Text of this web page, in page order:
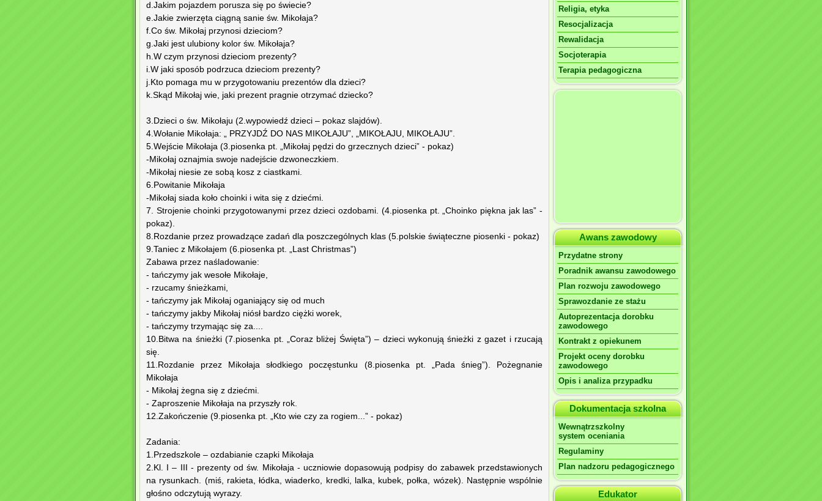
d.Jakim pojazdem porusza się po świecie?
e.Jakie zwierzęta ciągną sanie św. Mikołaja?
f.Co św. Mikołaj przynosi dzieciom?
g.Jaki jest ulubiony kolor św. Mikołaja?
h.W czym przynosi dzieciom prezenty?
i.W jaki sposób podrzuca dzieciom prezenty?
j.Kto pomaga mu w przygotowaniu prezentów dla dzieci?
k.Skąd Mikołaj wie, jaki prezent pragnie otrzymać dziecko?
3.Dzieci o św. Mikołaju (2.wypowiedź dzieci – pokaz slajdów).
4.Wołanie Mikołaja: „ PRZYJDŹ DO NAS MIKOŁAJU”, „MIKOŁAJU, MIKOŁAJU”.
5.Wejście Mikołaja (3.piosenka pt. „Mikołaj pędzi do grzecznych dzieci” - pokaz)
-Mikołaj oznajmia swoje nadejście dzwoneczkiem.
-Mikołaj niesie ze sobą kosz z ciastkami.
6.Powitanie Mikołaja
-Mikołaj siada koło choinki i wita się z dziećmi.
7. Strojenie choinki przygotowanymi przez dzieci ozdobami. (4.piosenka pt. „Choinko piękna jak las” -
pokaz).
8.Rozdanie przez prowadzące zadań dla poszczególnych klas (5.polskie świąteczne piosenki - pokaz)
9.Taniec z Mikołajem (6.piosenka pt. „Last Christmas”)
Zabawa przez naśladowanie:
- tańczymy jak wesołe Mikołaje,
- rzucamy śnieżkami,
- tańczymy jak Mikołaj oganiający się od much
- tańczymy jakby Mikołaj niósł bardzo ciężki worek,
- tańczymy trzymając się za....
10.Bitwa na śnieżki (7.piosenka pt. „Coraz bliżej Święta”) – dzieci wykonują śnieżki z gazet i rzucają
się.
11.Rozdanie przez Mikołaja słodkiego poczęstunku (8.piosenka pt. „Pada śnieg”). Pożegnanie
Mikołaja
- Mikołaj żegna się z dziećmi.
- Zaproszenie Mikołaja na przyszły rok.
12.Zakończenie (9.piosenka pt. „Kto wie czy za rogiem...” - pokaz)
Zadania:
1.Przedszkole – ozdabianie czapki Mikołaja
2.Kl. I – III - prezenty od św. Mikołaja - uczniowie dopasowują podpisy do zabawek przedstawionych
na rysunkach. (miś, rakieta, łódka, wiaderko, kredki, lalka, kubek, połka, wózek). Następnie wspólnie
głośno odczytują wyrazy.
Religia, etyka
Resocjalizacja
Rewalidacja
Socjoterapia
Terapia pedagogiczna
Awans zawodowy
Przydatne strony
Poradnik awansu zawodowego
Plan rozwoju zawodowego
Sprawozdanie ze stażu
Autoprezentacja dorobku
zawodowego
Kontrakt z opiekunem
Projekt oceny dorobku
zawodowego
Opis i analiza przypadku
Dokumentacja szkolna
Wewnątrzszkolny
system oceniania
Regulaminy
Plan nadzoru pedagogicznego
Edukator